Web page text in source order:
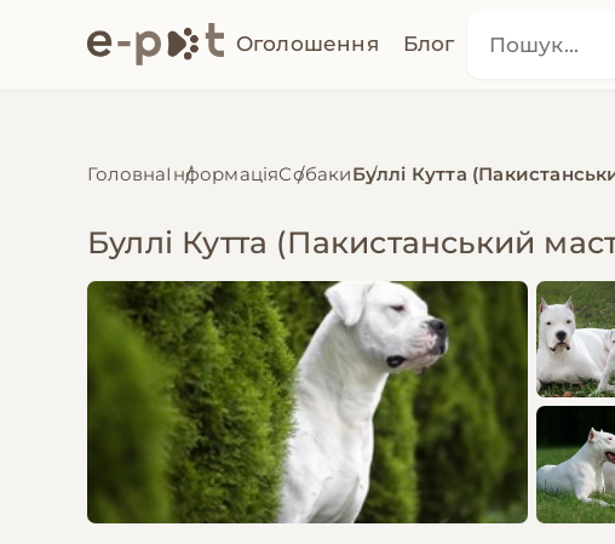
Оголошення Блог
ГоловнаІнформаціяСобакиБуллі Кутта
Буллі Кутта (Пакистанський